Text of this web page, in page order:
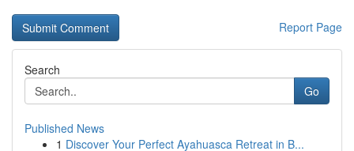
Report Page
Search
Go
Published News
1 Discover Your Perfect Ayahuasca Retreat in B...